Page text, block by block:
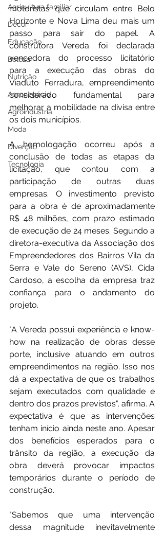
Agricultura familiar
Decor
Educação
Beleza
Nutrição
Agronegócio
Agroindústria
Moda
Diverção
Tecnologia
motoristas que circulam entre Belo
Horizonte e Nova Lima deu mais um
passo para sair do papel. A
construtora Vereda foi declarada
vencedora do processo licitatório
para a execução das obras do
Viaduto Ferradura, empreendimento
considerado fundamental para
melhorar a mobilidade na divisa entre
os dois municípios.
A homologação ocorreu após a
conclusão de todas as etapas da
licitação, que contou com a
participação de outras duas
empresas. O investimento previsto
para a obra é de aproximadamente
R$ 48 milhões, com prazo estimado
de execução de 24 meses. Segundo a
diretora-executiva da Associação dos
Empreendedores dos Bairros Vila da
Serra e Vale do Sereno (AVS), Cida
Cardoso, a escolha da empresa traz
confiança para o andamento do
projeto.
"A Vereda possui experiência e know-
how na realização de obras desse
porte, inclusive atuando em outros
empreendimentos na região. Isso nos
dá a expectativa de que os trabalhos
sejam executados com qualidade e
dentro dos prazos previstos", afirma. A
expectativa é que as intervenções
tenham início ainda neste ano. Apesar
dos benefícios esperados para o
trânsito da região, a execução da
obra deverá provocar impactos
temporários durante o período de
construção.
"Sabemos que uma intervenção
dessa magnitude inevitavelmente